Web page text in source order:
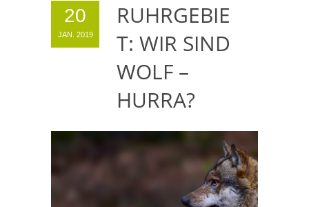
20
JAN. 2019
RUHRGEBIE
T: WIR SIND
WOLF –
HURRA?